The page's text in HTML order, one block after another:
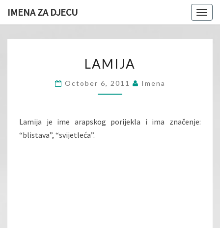
IMENA ZA DJECU
LAMIJA
October 6, 2011 Imena
Lamija je ime arapskog porijekla i ima značenje:
“blistava”, “svijetleća”.